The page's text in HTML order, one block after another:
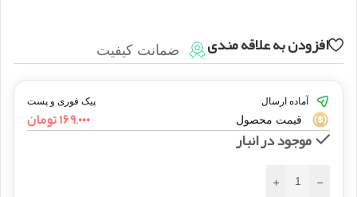
افزودن به علاقه مندی ضمانت کیفیت
آماده ارسال پیک فوری و پست
قیمت محصول ۱۶۹,۰۰۰تومان
موجود در انبار
-
+